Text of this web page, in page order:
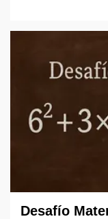
Desafío